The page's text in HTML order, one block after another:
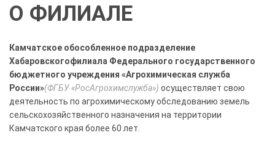
О ФИЛИАЛЕ
Камчатское обособленное подразделение
Хабаровскогофилиала Федерального государственного
бюджетного учреждения «Агрохимическая служба
России»(ФГБУ «РосАгрохимслужба») осуществляет свою
деятельность по агрохимическому обследованию земель
сельскохозяйственного назначения на территории
Камчатского края более 60 лет.